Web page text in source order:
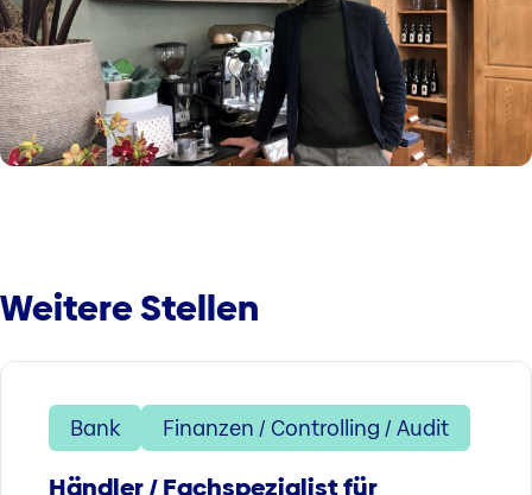
Weitere Stellen
Bank Finanzen / Controlling / Audit
Händler / Fachspezialist für